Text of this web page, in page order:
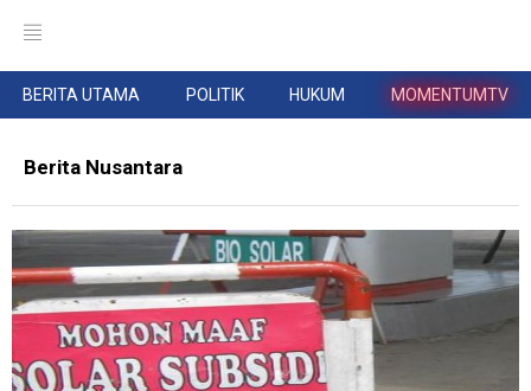
BERITA UTAMA POLITIK HUKUM MOMENTUMTV
Berita Nusantara